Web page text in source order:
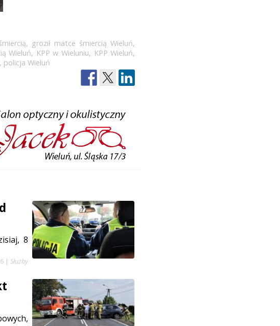
, groził matce śmiercią Wieluń,
Wieluń, KPP w Wieluniu, KPP Wieluń,
, policja Wieluń
8
| Służby